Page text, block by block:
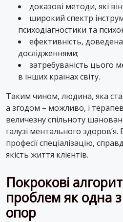
доказові методи, які
широкий спектр
психодіагностики та
ефективність,
дослідженнями;
затребуваність цього
в інших країнах світу.
Таким чином, людина, яка
а згодом – можливо, і
величезну спільноту
галузі ментального здоров’я.
професії спеціалізацію,
якість життя клієнтів.
Покрокові
проблем як одна
опор